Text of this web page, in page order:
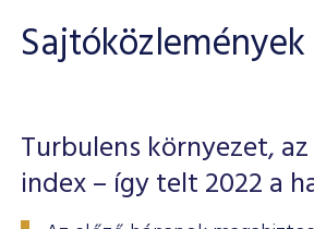
Sajtóközlemények
Turbulens környezet,
index – így telt 2022 a